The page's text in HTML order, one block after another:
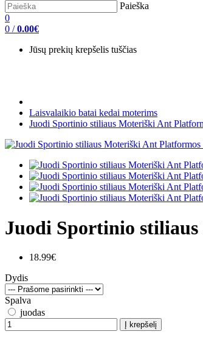
Paieška
0
0 / 0.00€
Jūsų prekių krepšelis tuščias
Laisvalaikio batai kedai moterims
Juodi Sportinio stiliaus Moteriški Ant
Juodi Sportinio
18.99€
Dydis
Spalva
juodas
Į krepšelį